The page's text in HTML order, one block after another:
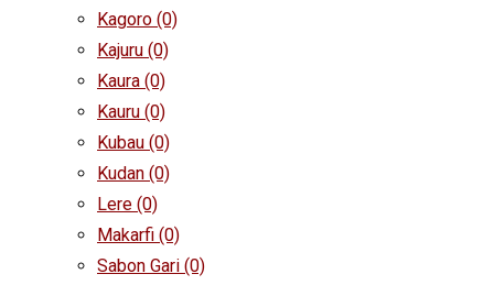
Kagoro (0)
Kajuru (0)
Kaura (0)
Kauru (0)
Kubau (0)
Kudan (0)
Lere (0)
Makarfi (0)
Sabon Gari (0)